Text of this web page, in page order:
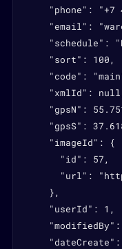
"phone": "+7
"email":
"schedule":
    "sort": 100,
"code":
"xmlId":
"gpsN":
"gpsS":
    "imageId": {
      "id": 57,
"url":
    },
    "userId": 1,
"modifiedBy":